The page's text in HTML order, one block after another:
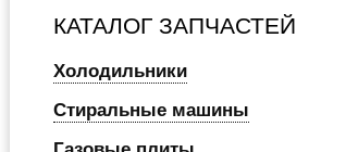
КАТАЛОГ ЗАПЧАСТЕЙ
Холодильники
Стиральные машины